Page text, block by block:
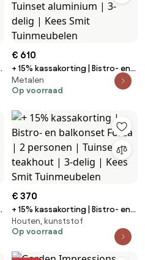
€ 610
+ 15% kassakorting | Bistro- en
balkonset Manifesto | 2
personen | Tuinset aluminium |
Tuinmeubelen
Metalen
Op voorraad
€ 370
+ 15% kassakorting | Bistro- en
balkonset Forza | 2 personen |
Tuinset teakhout | 3-delig | Kees
Houten, kunststof
Op voorraad